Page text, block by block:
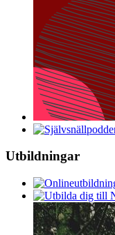
Utbildningar